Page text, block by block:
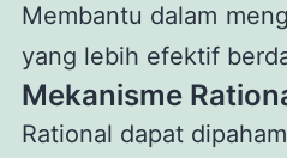
Membantu dalam
yang lebih efektif
Mekanisme
Rational dapat